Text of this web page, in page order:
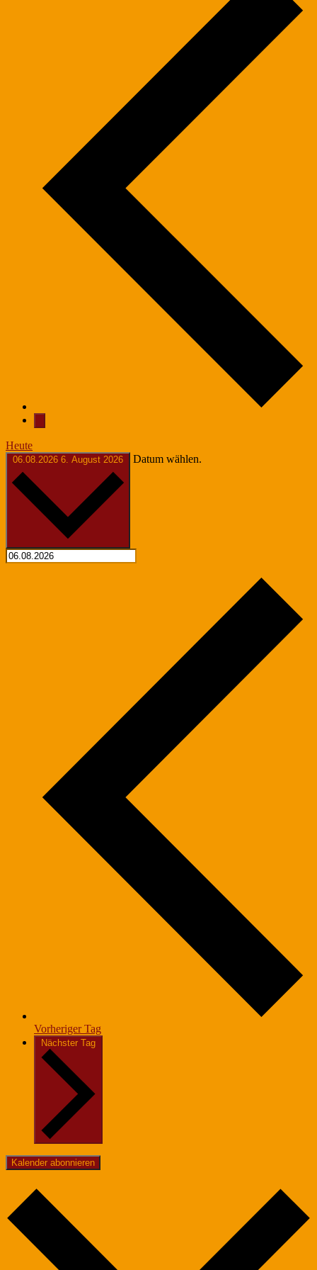
Heute
06.08.2026 6. August 2026 Datum wählen.
Vorheriger Tag
Nächster Tag
Kalender abonnieren